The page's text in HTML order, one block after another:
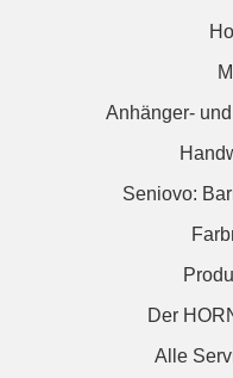
Anhänger-
Seniovo:
Der
Alle